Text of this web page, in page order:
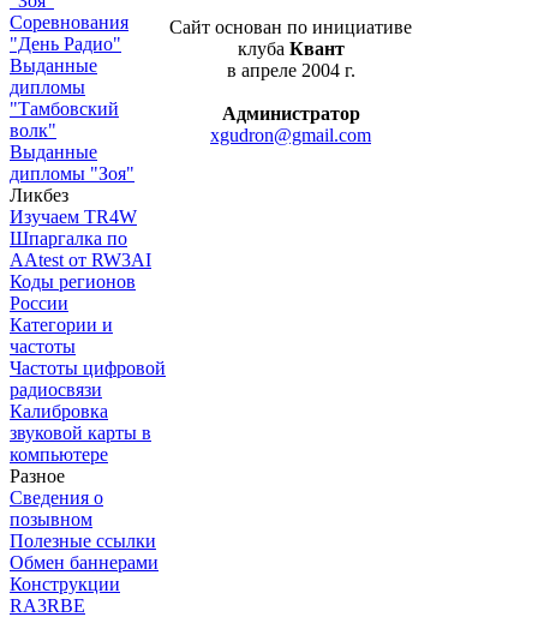
Соревнования
"День Радио"
Выданные
дипломы
"Тамбовский
волк"
Выданные
дипломы "Зоя"
Ликбез
Изучаем TR4W
Шпаргалка по
AAtest от RW3AI
Коды регионов
России
Категории и
частоты
Частоты цифровой
радиосвязи
Калибровка
звуковой карты в
компьютере
Разное
Сведения о
позывном
Полезные ссылки
Обмен баннерами
Конструкции
RA3RBE
Сайт основан по инициативе
клуба Квант
в апреле 2004 г.
Администратор
xgudron@gmail.com